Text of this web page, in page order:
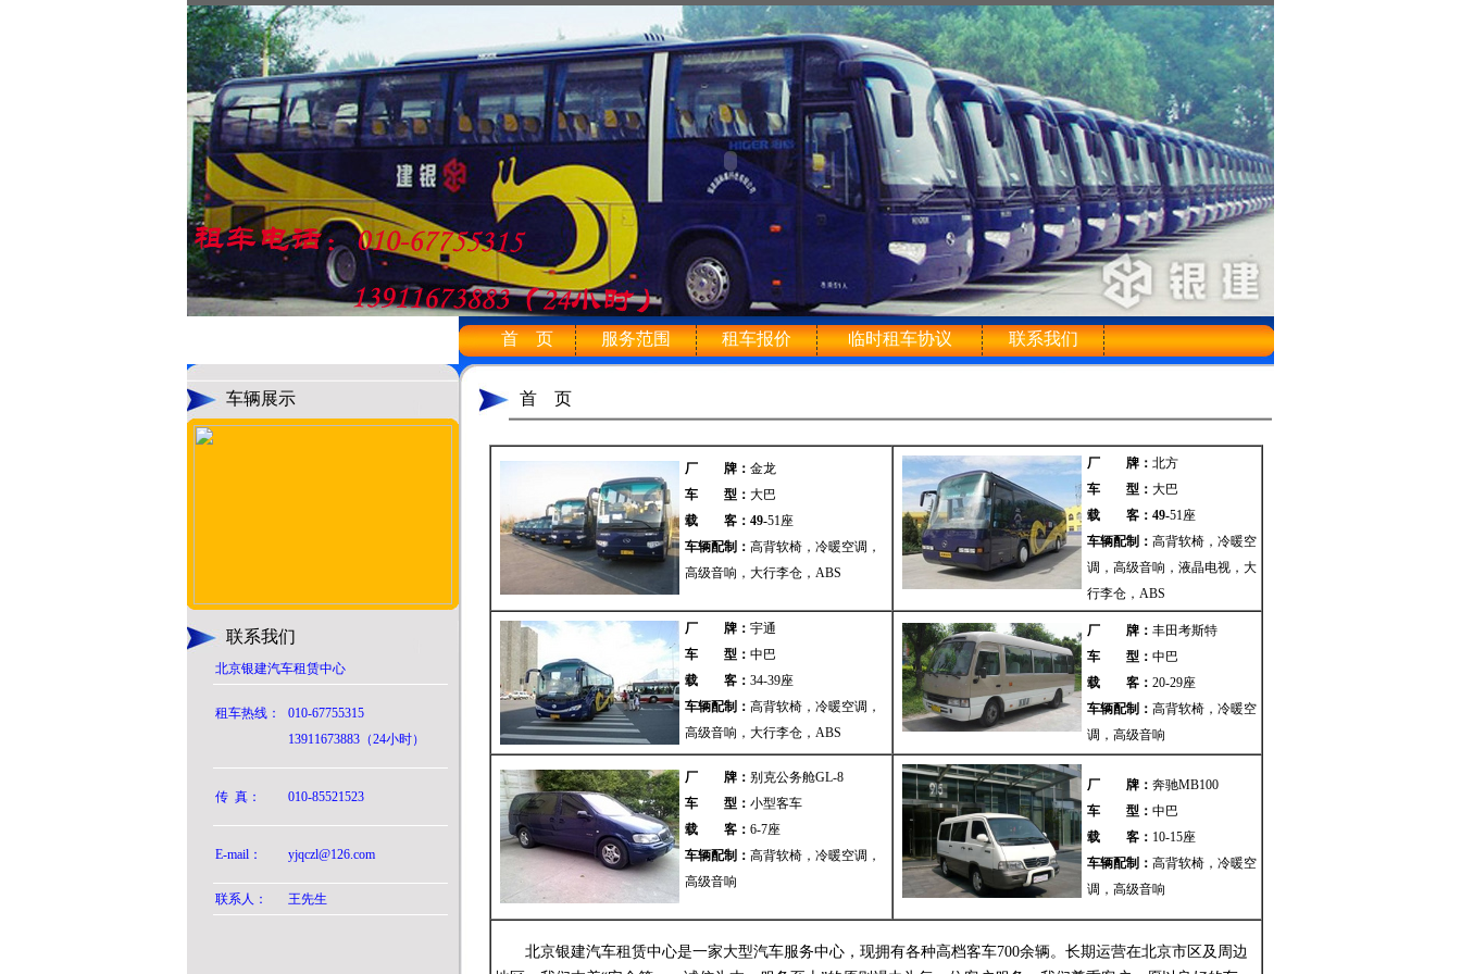
首 页 服务范围 租车报价 临时租车协议 联系我们
车辆展示
联系我们
北京银建汽车租赁中心
租车热线：
010-67755315
13911673883（24小时）
传 真： 010-85521523
E-mail： yjqczl@126.com
联系人： 王先生
首 页
厂 牌： 金龙
车 型： 大巴
载 客： 49-51座
车辆配制： 高背软椅，冷暖空调，
高级音响，大行李仓，ABS
厂 牌： 北方
车 型： 大巴
载 客： 49-51座
车辆配制： 高背软椅，冷暖空
调，高级音响，液晶电视，大
行李仓，ABS
厂 牌： 宇通
车 型： 中巴
载 客： 34-39座
车辆配制： 高背软椅，冷暖空调，
高级音响，大行李仓，ABS
厂 牌： 丰田考斯特
车 型： 中巴
载 客： 20-29座
车辆配制： 高背软椅，冷暖空
调，高级音响
厂 牌： 别克公务舱GL-8
车 型： 小型客车
载 客： 6-7座
车辆配制： 高背软椅，冷暖空调，
高级音响
厂 牌： 奔驰MB100
车 型： 中巴
载 客： 10-15座
车辆配制： 高背软椅，冷暖空
调，高级音响
北京银建汽车租赁中心是一家大型汽车服务中心，现拥有各种高档客车700余辆。长期运营在北京市区及周边